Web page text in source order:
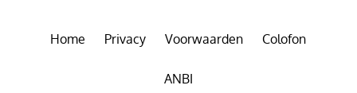
Home Privacy Voorwaarden Colofon
ANBI